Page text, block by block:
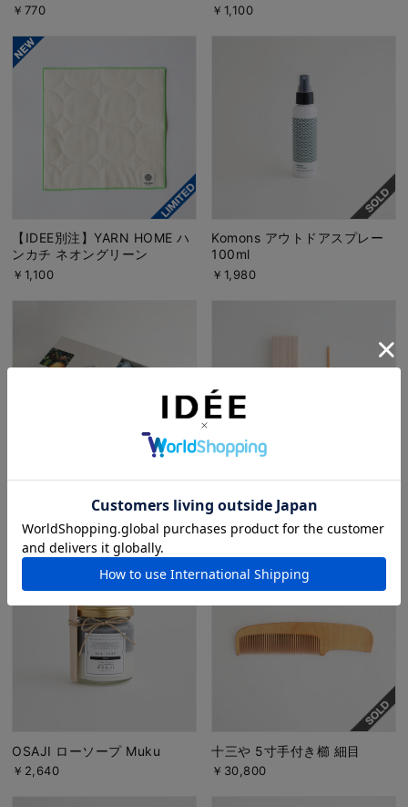
￥770 ￥1,100
【IDEE別注】YARN HOME ハ
ンカチ ネオングリーン
￥1,100
Komons アウトドアスプレー
100ml
￥1,980
Komons エントリーコンビ
￥6,180
十三や 耳かき 桐箱付き
￥3,476
OSAJI ローソープ Muku
￥2,640
十三や 5寸手付き櫛 細目
￥30,800